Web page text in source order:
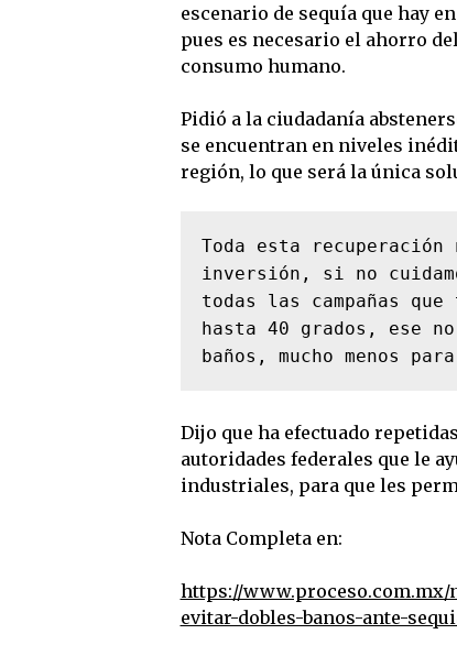
escenario de sequía que hay
pues es necesario el ahorro
consumo humano.
Pidió a la ciudadanía
se encuentran en niveles
región, lo que será la única
Toda esta
inversión, si no
todas las campañas
hasta 40 grados, ese
baños, mucho menos
Dijo que ha efectuado
autoridades federales que le
industriales, para que les
Nota Completa en:
https://www.proceso.com.mx/
evitar-dobles-banos-ante-